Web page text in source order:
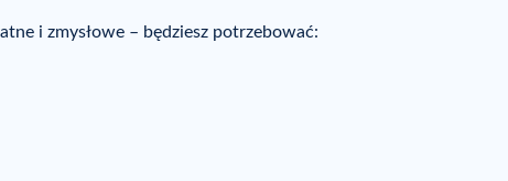
i zmysłowe – będziesz potrzebować: